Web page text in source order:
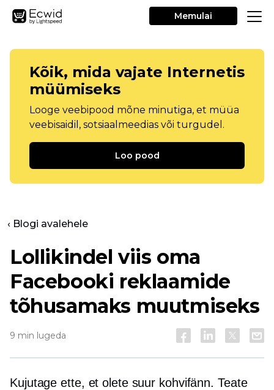
Memulai
Kõik, mida vajate Internetis
müümiseks
Looge veebipood mõne minutiga, et müüa
veebisaidil, sotsiaalmeedias või turgudel.
Loo pood
‹ Blogi avalehele
Lollikindel viis oma
Facebooki reklaamide
tõhusamaks muutmiseks
9 min lugeda
Kujutage ette, et olete suur kohvifänn. Teate